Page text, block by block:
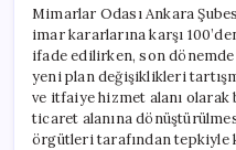
Mimarlar Odası Ankara
imar kararlarına karşı
ifade edilirken, son
yeni plan değişiklikleri
ve itfaiye hizmet alanı
ticaret alanına
örgütleri tarafından tepkiyle